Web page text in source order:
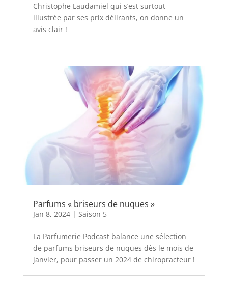
Christophe Laudamiel qui s’est surtout
illustrée par ses prix délirants, on donne un
avis clair !
Parfums « briseurs de nuques »
Jan 8, 2024| Saison 5
La Parfumerie Podcast balance une sélection
de parfums briseurs de nuques dès le mois de
janvier, pour passer un 2024 de chiropracteur !